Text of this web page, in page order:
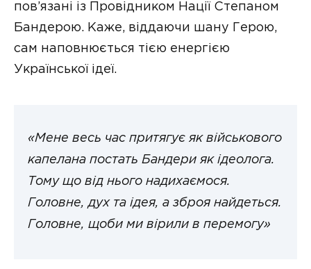
пов’язані із Провідником Нації Степаном
Бандерою. Каже, віддаючи шану Герою,
сам наповнюється тією енергією
Української ідеї.
«Мене весь час притягує як військового
капелана постать Бандери як ідеолога.
Тому що від нього надихаємося.
Головне, дух та ідея, а зброя найдеться.
Головне, щоби ми вірили в перемогу»